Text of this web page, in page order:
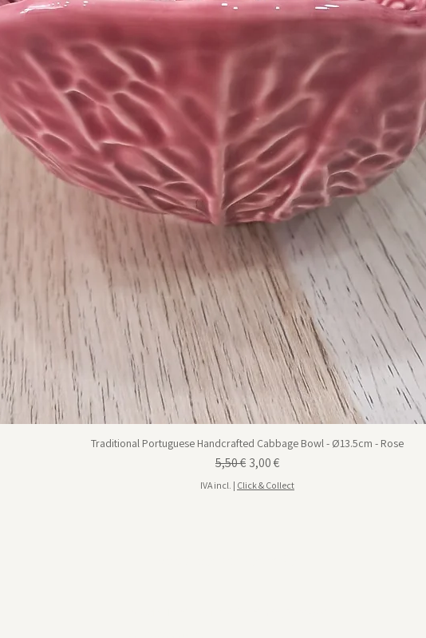
Traditional Portuguese Handcrafted Cabbage Bowl - Ø13.5cm - Rose
Preço normal
5,50 € Preço promocional
3,00 €
IVA incl. | Click & Collect